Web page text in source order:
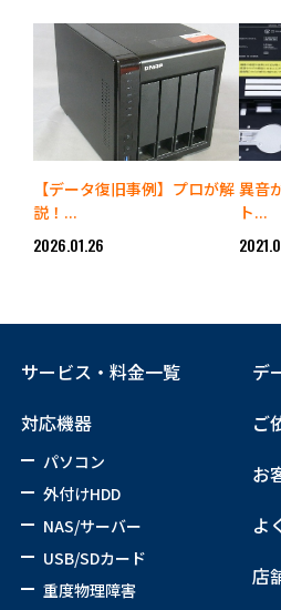
【データ復旧事例】プロが解
説！...
2026.01.26
異音
ト...
サービス・料金一覧
対応機器
パソコン
外付けHDD
NAS/サーバー
USB/SDカード
重度物理障害
デ
ご
お
よ
店